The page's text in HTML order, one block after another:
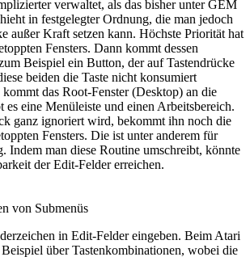
verwaltet, als das bisher unter GEM
in festgelegter Ordnung, die man jedoch
außer Kraft setzen kann. Höchste Priorität hat
Fensters. Dann kommt dessen
Beispiel ein Button, der auf Tastendrücke
beiden die Taste nicht konsumiert
kommt das Root-Fenster (Desktop) an die
eine Menüleiste und einen Arbeitsbereich.
ganz ignoriert wird, bekommt ihn noch die
Fensters. Die ist unter anderem für
Indem man diese Routine umschreibt, könnte
der Edit-Felder erreichen.
von Submenüs
in Edit-Felder eingeben. Beim Atari
über Tastenkombinationen, wobei die